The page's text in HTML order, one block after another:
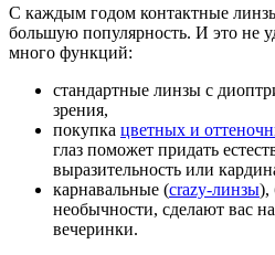
С каждым годом контактные
большую популярность. И это не
много функций:
стандартные линзы с
зрения,
покупка цветных и
глаз поможет придать
выразительность или
карнавальные (crazy-линзы),
необычности, сделают вас
вечеринки.